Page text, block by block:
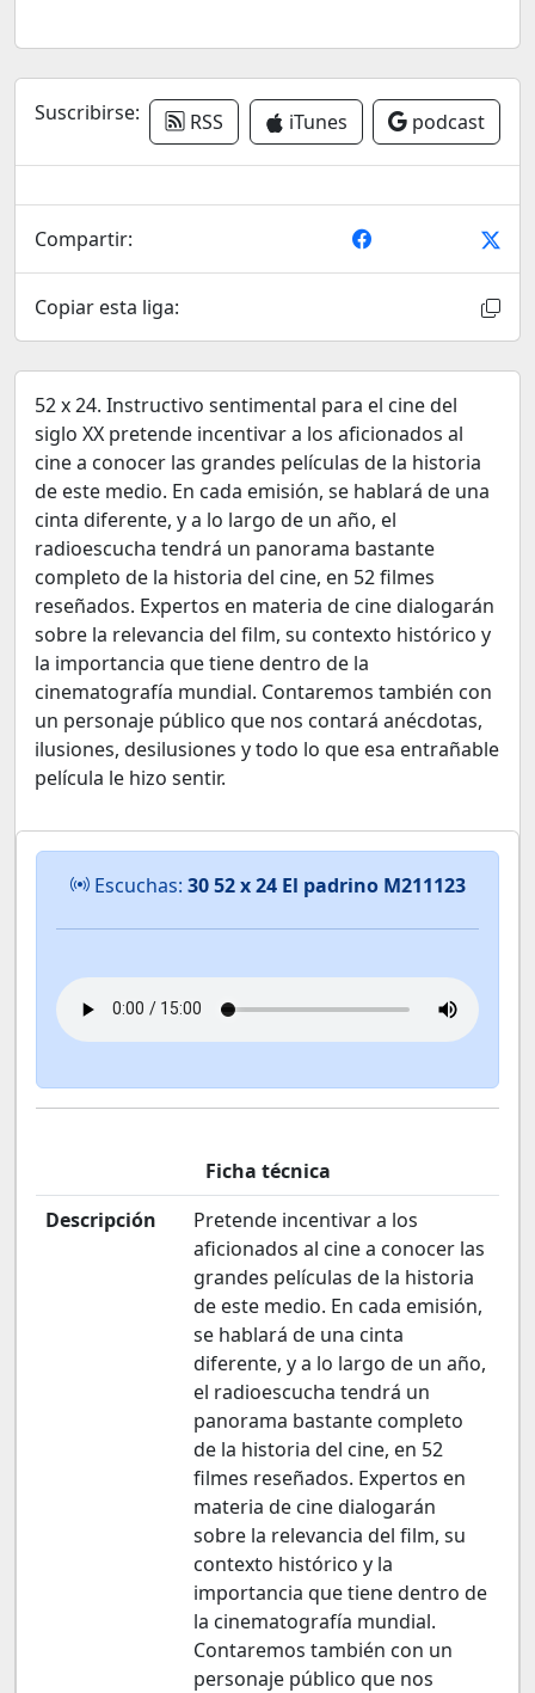
Suscribirse: RSS iTunes podcast
Compartir:
Copiar esta liga:
52 x 24. Instructivo sentimental para el cine del
siglo XX pretende incentivar a los aficionados al
cine a conocer las grandes películas de la historia
de este medio. En cada emisión, se hablará de una
cinta diferente, y a lo largo de un año, el
radioescucha tendrá un panorama bastante
completo de la historia del cine, en 52 filmes
reseñados. Expertos en materia de cine dialogarán
sobre la relevancia del film, su contexto histórico y
la importancia que tiene dentro de la
cinematografía mundial. Contaremos también con
un personaje público que nos contará anécdotas,
ilusiones, desilusiones y todo lo que esa entrañable
película le hizo sentir.
Escuchas: 30 52 x 24 El padrino M211123
Ficha técnica
Descripción
Pretende incentivar a los
aficionados al cine a conocer las
grandes películas de la historia
de este medio. En cada emisión,
se hablará de una cinta
diferente, y a lo largo de un año,
el radioescucha tendrá un
panorama bastante completo
de la historia del cine, en 52
filmes reseñados. Expertos en
materia de cine dialogarán
sobre la relevancia del film, su
contexto histórico y la
importancia que tiene dentro de
la cinematografía mundial.
Contaremos también con un
personaje público que nos